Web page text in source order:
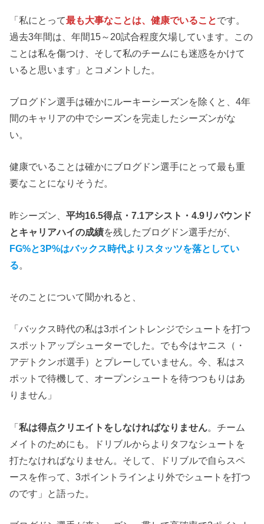
「私にとって最も大事なことは、健康でいることです。
過去3年間は、年間15～20試合程度欠場しています。この
ことは私を傷つけ、そして私のチームにも迷惑をかけて
いると思います」とコメントした。
ブログドン選手は確かにルーキーシーズンを除くと、4年
間のキャリアの中でシーズンを完走したシーズンがな
い。
健康でいることは確かにブログドン選手にとって最も重
要なことになりそうだ。
昨シーズン、平均16.5得点・7.1アシスト・4.9リバウンド
とキャリアハイの成績を残したブログドン選手だが、
FG%と3P%はバックス時代よりスタッツを落としてい
る。
そのことについて聞かれると、
「バックス時代の私は3ポイントレンジでシュートを打つ
スポットアップシューターでした。でも今はヤニス（・
アデトクンボ選手）とプレーしていません。今、私はス
ポットで待機して、オープンシュートを待つつもりはあ
りません」
「私は得点クリエイトをしなければなりません。チーム
メイトのためにも。ドリブルからよりタフなシュートを
打たなければなりません。そして、ドリブルで自らスペ
ースを作って、3ポイントラインより外でシュートを打つ
のです」と語った。